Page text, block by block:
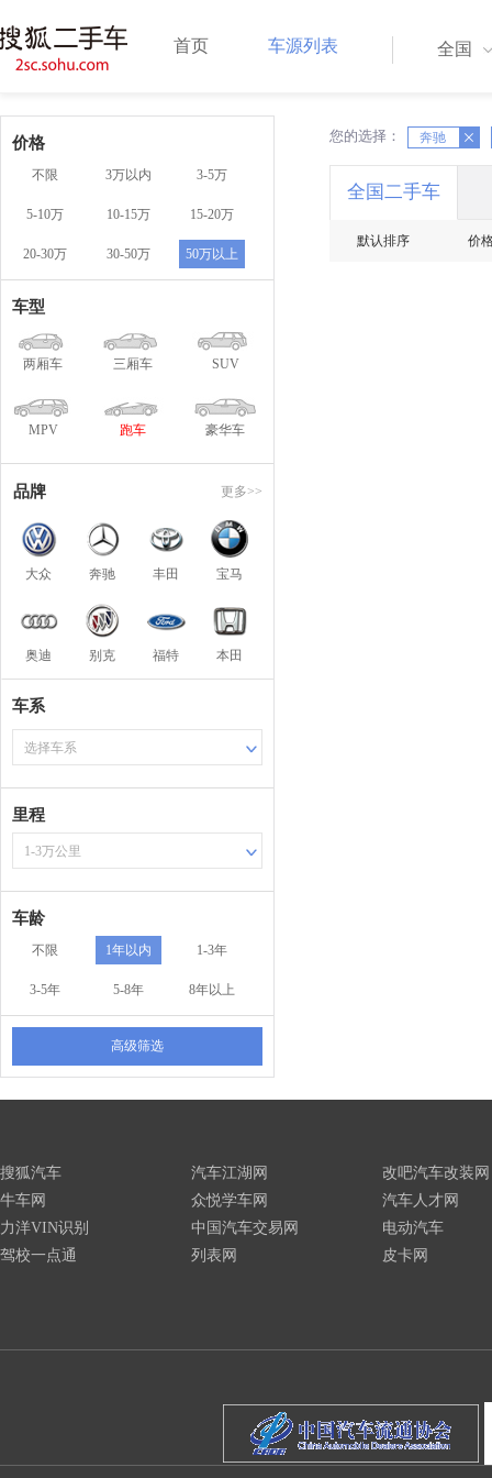
首页 车源列表 全国
价格
不限 3万以内 3-5万
5-10万 10-15万 15-20万
20-30万 30-50万 50万以上
车型
两厢车 三厢车 SUV
MPV 跑车 豪华车
品牌 更多>>
大众 奔驰 丰田 宝马
奥迪 别克 福特 本田
车系
选择车系
里程
1-3万公里
车龄
不限 1年以内 1-3年
3-5年 5-8年 8年以上
高级筛选
您的选择： 奔驰
X X
全国二手车
默认排序 价
搜狐汽车
牛车网
力洋VIN识别
驾校一点通
汽车江湖网
众悦学车网
中国汽车交易网
列表网
改吧汽车改装网
汽车人才网
电动汽车
皮卡网